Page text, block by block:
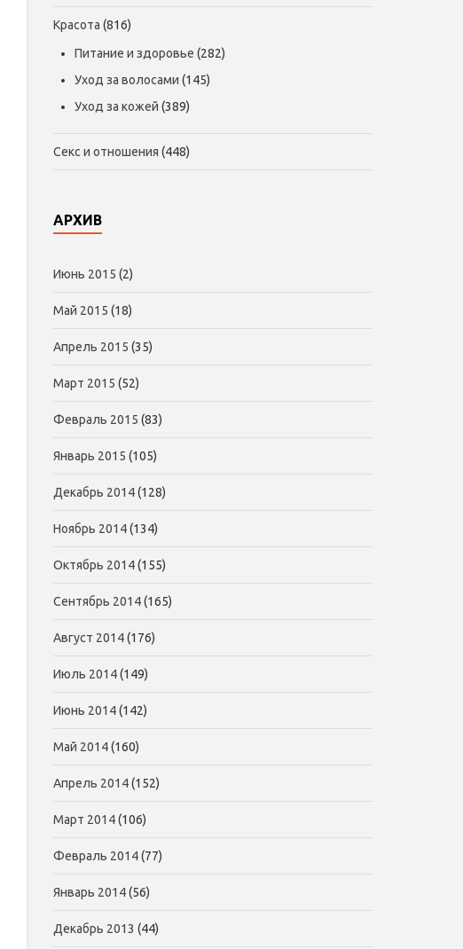
Красота (816)
Питание и здоровье (282)
Уход за волосами (145)
Уход за кожей (389)
Секс и отношения (448)
АРХИВ
Июнь 2015 (2)
Май 2015 (18)
Апрель 2015 (35)
Март 2015 (52)
Февраль 2015 (83)
Январь 2015 (105)
Декабрь 2014(128)
Ноябрь 2014(134)
Октябрь 2014(155)
Сентябрь 2014(165)
Август 2014(176)
Июль 2014(149)
Июнь 2014(142)
Май 2014(160)
Апрель 2014(152)
Март 2014(106)
Февраль 2014(77)
Январь 2014(56)
Декабрь 2013 (44)